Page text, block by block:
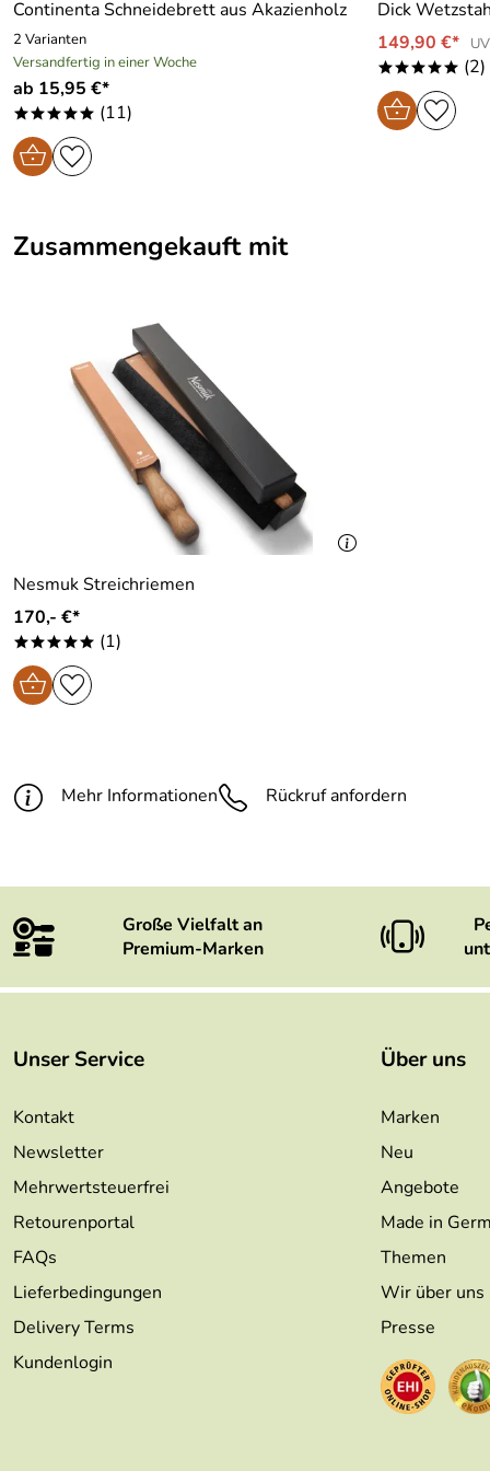
Flachschliff
DLC-Beschichtung
Werren
*****
Verifizierte Bewertung
Sehr gut
Kaufdatum: 18.05.2020
Bewertungsdatum: 21.06.2020
Continenta Schneidebrett aus Akazienholz
2 Varianten
Versandfertig in einer Woche
ab 15,95 €*
***** (11)
Dick
149,90 €*
***** (2)
Zusammengekauft mit
Nesmuk Streichriemen
170,- €*
***** (1)
Mehr Informationen Rückruf anfordern
Große Vielfalt an
Premium-Marken
Unser Service
Kontakt
Newsletter
Mehrwertsteuerfrei
Retourenportal
FAQs
Lieferbedingungen
Delivery Terms
Kundenlogin
Über uns
Marken
Neu
Angebote
Made in
Themen
Wir über uns
Presse